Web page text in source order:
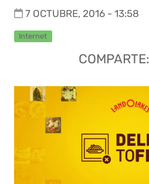
7 OCTUBRE, 2016 - 13:58
Internet
COMPARTE: